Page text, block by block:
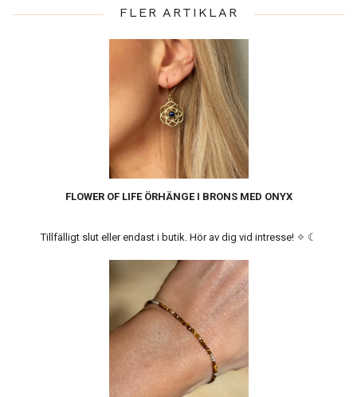
FLER ARTIKLAR
FLOWER OF LIFE ÖRHÄNGE I BRONS MED ONYX
Tillfälligt slut eller endast i butik. Hör av dig vid intresse! ✧ ☾